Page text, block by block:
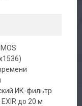
ИК-фильтр
до 20 м